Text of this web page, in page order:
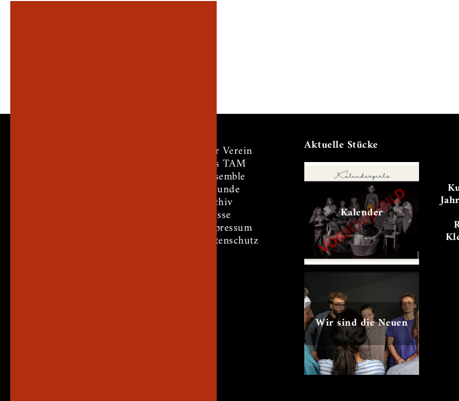
Der Verein
Das TAM
Ensemble
Freunde
Archiv
Presse
Impressum
Datenschutz
Aktuelle Stücke
Kalender
Wir sind die Neuen